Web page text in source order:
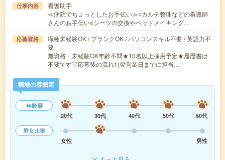
仕事内容
看護助手
≪病院でちょっとしたお手伝い≫○カルテ整理などの看護師
さんのお手伝い○シーツの交換やベッドメイキング…
応募資格
職種未経験OK / ブランクOK / パソコンスキル不要 / 英語力不
要
無資格・未経験OK年齢不問★10名以上採用予定★履歴書は
不要です▽応募後の流れ1)翌営業日までに担当…
職場の雰囲気
年齢層
20代
30代 40代 50代
60代
男女比率
女性
男性